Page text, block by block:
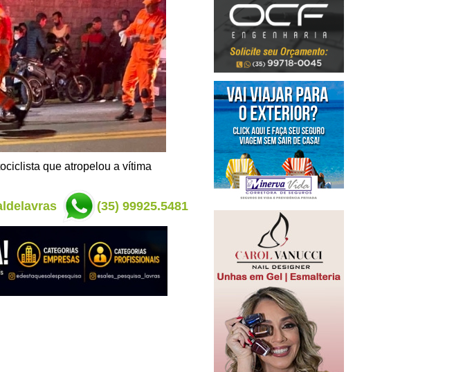
que atropelou a vítima
(35) 99925.5481